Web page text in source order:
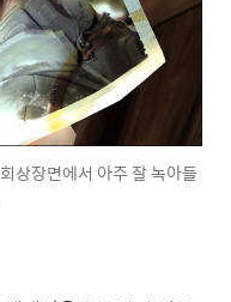
상장면에서 아주 잘 녹아들